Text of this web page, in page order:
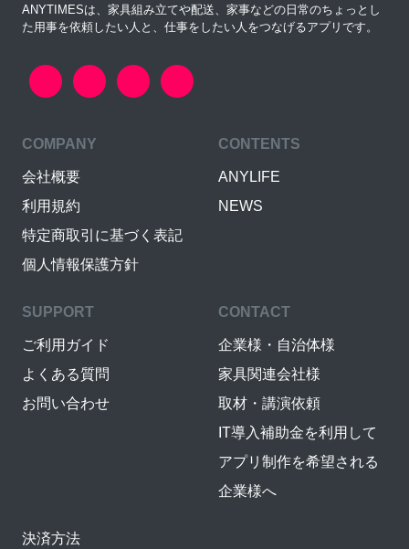
ANYTIMESは、家具組み立てや配送、家事などの日常のちょっとし
た用事を依頼したい人と、仕事をしたい人をつなげるアプリです。
COMPANY
会社概要
利用規約
特定商取引に基づく表記
個人情報保護方針
CONTENTS
ANYLIFE
NEWS
SUPPORT
ご利用ガイド
よくある質問
お問い合わせ
CONTACT
企業様・自治体様
家具関連会社様
取材・講演依頼
IT導入補助金を利用して
アプリ制作を希望される
企業様へ
決済方法